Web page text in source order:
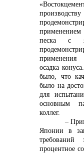
песка с
применения
осадка
было, что
было на
для
основным
коллег.
–
Японии в
требований
процентное